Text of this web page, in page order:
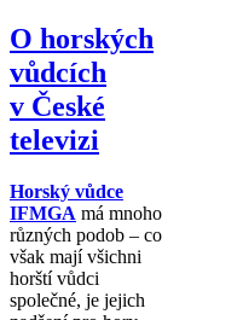
O horských
vůdcích
v České
televizi
Horský vůdce
IFMGA má mnoho
různých podob – co
však mají všichni
horští vůdci
společné, je jejich